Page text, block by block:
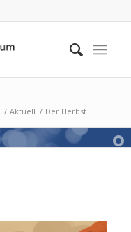
/ Aktuell / Der Herbst